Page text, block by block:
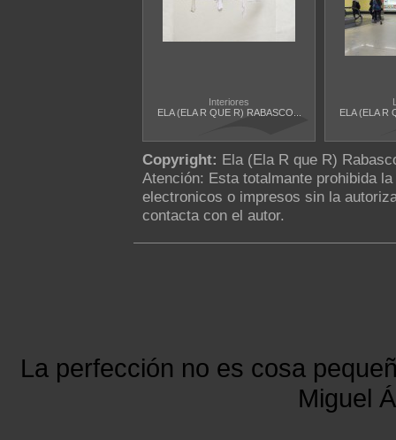
Interiores
ELA (ELA R QUE R) RABASCO...
ELA (ELA R
Copyright: Ela (Ela R que R)
Atención: Esta totalmante prohibida
electronicos o impresos sin la
contacta con el autor.
La perfección no es cosa
Miguel